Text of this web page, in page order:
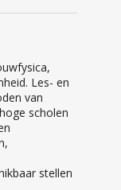
Les- en
van
scholen
stellen